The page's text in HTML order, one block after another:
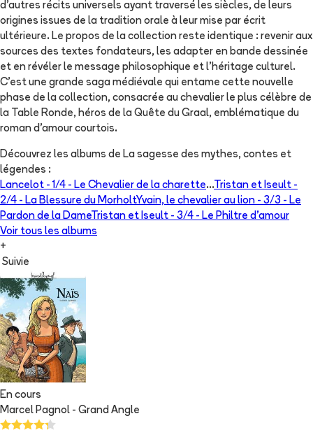
d’autres récits universels ayant traversé les siècles, de leurs
origines issues de la tradition orale à leur mise par écrit
ultérieure. Le propos de la collection reste identique : revenir aux
sources des textes fondateurs, les adapter en bande dessinée
et en révéler le message philosophique et l’héritage culturel.
C’est une grande saga médiévale qui entame cette nouvelle
phase de la collection, consacrée au chevalier le plus célèbre de
la Table Ronde, héros de la Quête du Graal, emblématique du
roman d’amour courtois.
Découvrez les albums de La sagesse des mythes, contes et
légendes :
Lancelot - 1/4 - Le Chevalier de la charette...Tristan et Iseult -
2/4 - La Blessure du MorholtYvain, le chevalier au lion - 3/3 - Le
Pardon de la DameTristan et Iseult - 3/4 - Le Philtre d'amour
Voir tous les albums
+
Suivie
En cours
Marcel Pagnol - Grand Angle